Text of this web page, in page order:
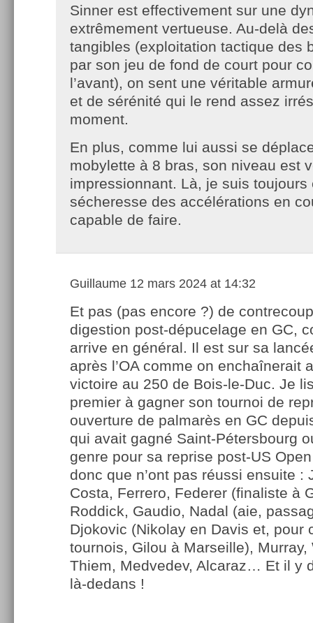
Sinner est effectivement sur une
extrêmement vertueuse. Au-delà
tangibles (exploitation tactique des
par son jeu de fond de court pour
l’avant), on sent une véritable
et de sérénité qui le rend assez
moment.
En plus, comme lui aussi se
mobylette à 8 bras, son niveau est
impressionnant. Là, je suis toujours
sécheresse des accélérations en
capable de faire.
Guillaume 12 mars 2024 at 14:32
Et pas (pas encore ?) de
digestion post-dépucelage en GC,
arrive en général. Il est sur sa
après l’OA comme on enchaînerait
victoire au 250 de Bois-le-Duc. Je
premier à gagner son tournoi de
ouverture de palmarès en GC
qui avait gagné Saint-Pétersbourg
genre pour sa reprise post-US
donc que n’ont pas réussi ensuite :
Costa, Ferrero, Federer (finaliste à
Roddick, Gaudio, Nadal (aie,
Djokovic (Nikolay en Davis et, pour
tournois, Gilou à Marseille), Murray,
Thiem, Medvedev, Alcaraz… Et il y
là-dedans !